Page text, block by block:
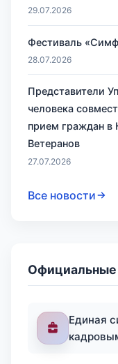
29.07.2026
Фестиваль
28.07.2026
Представители
человека
прием граждан в
Ветеранов
27.07.2026
Все новости
Официальные
Единая